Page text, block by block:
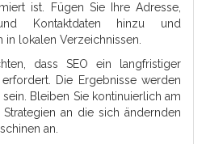
ist. Fügen Sie Ihre Adresse,
Kontaktdaten hinzu und
in lokalen Verzeichnissen.
dass SEO ein langfristiger
Die Ergebnisse werden
Bleiben Sie kontinuierlich am
an die sich ändernden
an.